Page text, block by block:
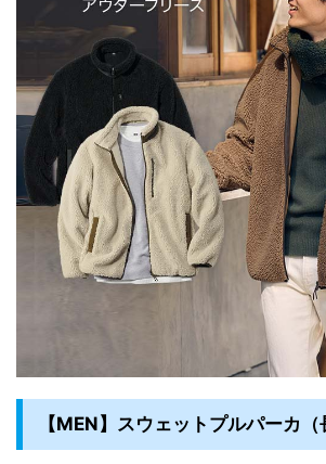
【MEN】スウェットプルパーカ（